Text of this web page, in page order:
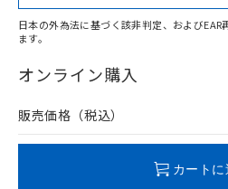
在庫等で未対応品が混在する可
問い合わせください。
日本の外為法に基づく該非判定、および
ます。
オンライン購入
販売価格（税込）
カートに